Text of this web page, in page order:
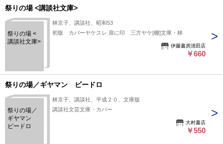
祭りの場 <講談社文庫>
祭りの場 <
講談社文庫>
林京子、講談社、昭和53
初版 カバーヤケスレ 扉に印 三方ヤケ[棚]文庫・林
伊藤書房清田店
￥660
祭りの場／ギヤマン ビードロ
祭りの場／
ギヤマン
ビードロ
林京子、講談社、平成２０、文庫版
講談社文芸文庫・カバー
大村書店
￥550